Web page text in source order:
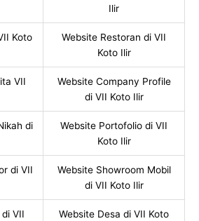
Ilir
Koto
Website Restoran di VII
Koto Ilir
VII
Website Company Profile
di VII Koto Ilir
di
Website Portofolio di VII
Koto Ilir
di VII
Website Showroom Mobil
di VII Koto Ilir
VII
Website Desa di VII Koto